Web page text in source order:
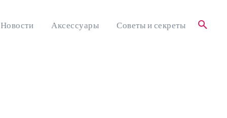
Новости Аксессуары Советы и секреты